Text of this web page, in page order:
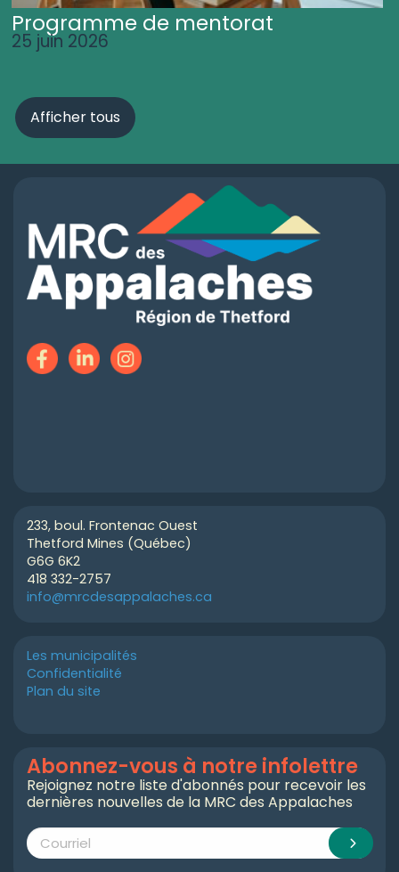
Programme de mentorat
25 juin 2026
Afficher tous
233, boul. Frontenac Ouest
Thetford Mines (Québec)
G6G 6K2
418 332-2757
info@mrcdesappalaches.ca
Les municipalités
Confidentialité
Plan du site
Abonnez-vous à notre infolettre
Rejoignez notre liste d'abonnés pour recevoir les
dernières nouvelles de la MRC des Appalaches